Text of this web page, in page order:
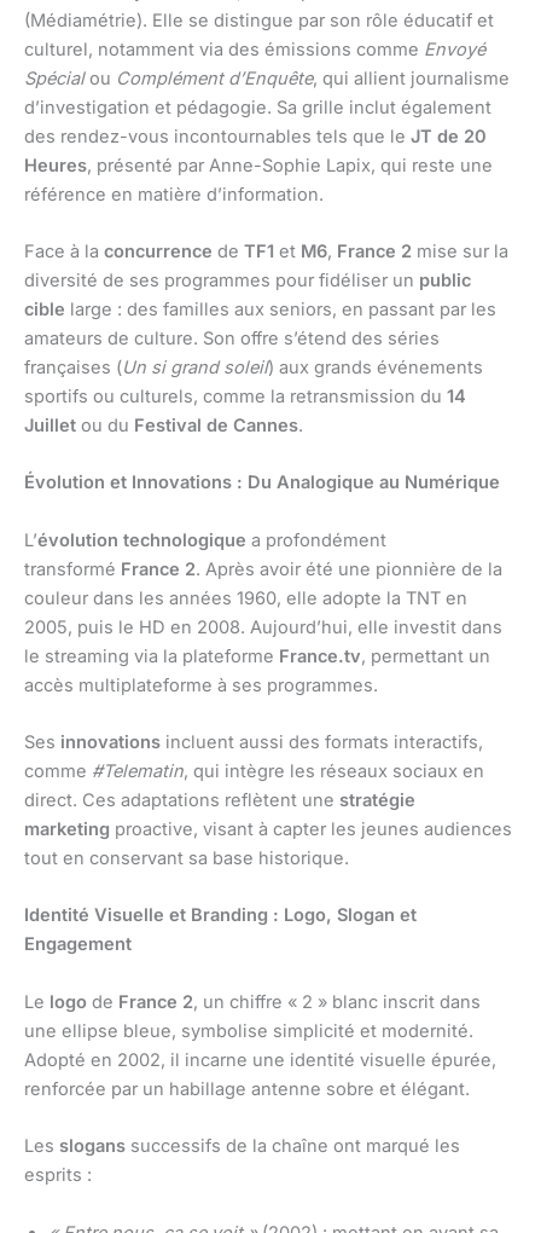
(Médiamétrie). Elle se distingue par son rôle éducatif et
culturel, notamment via des émissions comme Envoyé
Spécialou Complément d’Enquête, qui allient journalisme
d’investigation et pédagogie. Sa grille inclut également
des rendez-vous incontournables tels que le JT de 20
Heures, présenté par Anne-Sophie Lapix, qui reste une
référence en matière d’information.
Face à la concurrence de TF1 et M6, France 2 mise sur la
diversité de ses programmes pour fidéliser un public
cible large : des familles aux seniors, en passant par les
amateurs de culture. Son offre s’étend des séries
françaises (Un si grand soleil) aux grands événements
sportifs ou culturels, comme la retransmission du 14
Juillet ou du Festival de Cannes.
Évolution et Innovations : Du Analogique au Numérique
L’évolution technologique a profondément
transformé France 2. Après avoir été une pionnière de la
couleur dans les années 1960, elle adopte la TNT en
2005, puis le HD en 2008. Aujourd’hui, elle investit dans
le streaming via la plateforme France.tv, permettant un
accès multiplateforme à ses programmes.
Ses innovations incluent aussi des formats interactifs,
comme #Telematin, qui intègre les réseaux sociaux en
direct. Ces adaptations reflètent une stratégie
marketing proactive, visant à capter les jeunes audiences
tout en conservant sa base historique.
Identité Visuelle et Branding : Logo, Slogan et
Engagement
Le logo de France 2, un chiffre « 2 » blanc inscrit dans
une ellipse bleue, symbolise simplicité et modernité.
Adopté en 2002, il incarne une identité visuelle épurée,
renforcée par un habillage antenne sobre et élégant.
Les slogans successifs de la chaîne ont marqué les
esprits :